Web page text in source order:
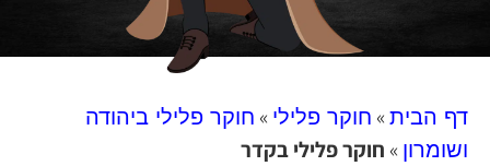
דף הבית » חוקר פלילי » חוקר פלילי ביהודה
ושומרון » חוקר פלילי בקדר